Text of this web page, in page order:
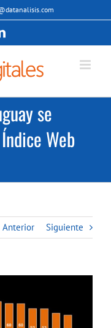
LinkedIn
se
Web
Anterior Siguiente